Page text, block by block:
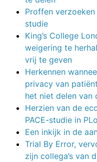
Proffen
studie
King’s College
weigering te
vrij te geven
Herkennen
privacy van
het niet delen van
Herzien van de
PACE-studie in
Een inkijk in de
Trial By Error,
zijn collega’s van